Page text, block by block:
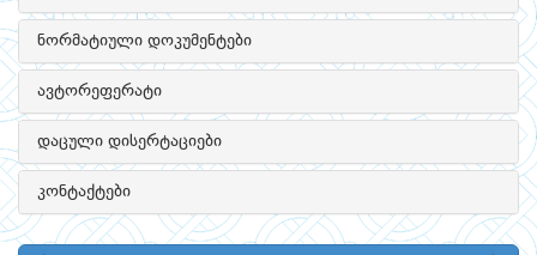
ნორმატიული დოკუმენტები
ავტორეფერატი
დაცული დისერტაციები
კონტაქტები